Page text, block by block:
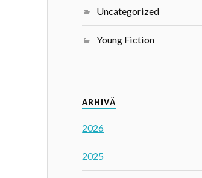
Uncategorized
Young Fiction
ARHIVĂ
2026
2025